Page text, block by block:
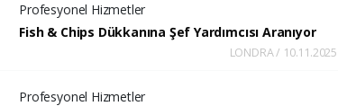
Profesyonel Hizmetler
Fish & Chips Dükkanına Şef Yardımcısı Aranıyor
LONDRA / 10.11.2025
Profesyonel Hizmetler